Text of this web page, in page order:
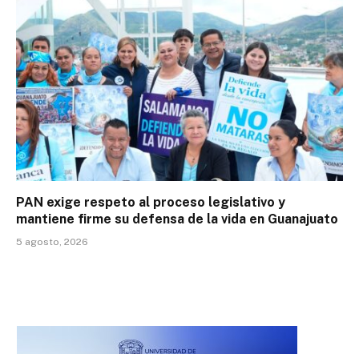
PAN exige respeto al proceso legislativo y
mantiene firme su defensa de la vida en Guanajuato
5 agosto, 2026